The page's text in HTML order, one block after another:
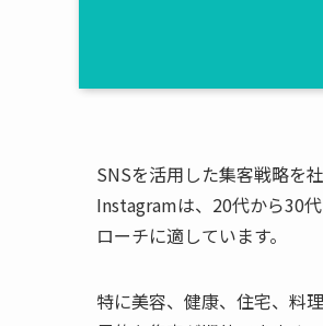
SNSを活用した集客戦略を
Instagramは、20代から30
ローチに適しています。
特に美容、健康、住宅、料